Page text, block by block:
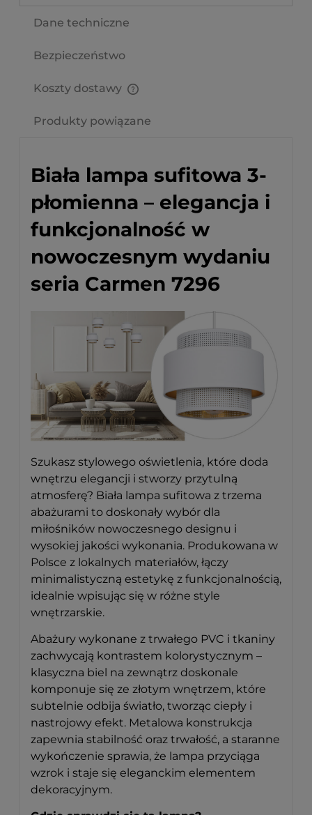
Dane techniczne
Bezpieczeństwo
Koszty dostawy
Produkty powiązane
Biała lampa sufitowa 3-
płomienna – elegancja i
funkcjonalność w
nowoczesnym wydaniu
seria Carmen 7296
Szukasz stylowego oświetlenia, które doda
wnętrzu elegancji i stworzy przytulną
atmosferę? Biała lampa sufitowa z trzema
abażurami to doskonały wybór dla
miłośników nowoczesnego designu i
wysokiej jakości wykonania. Produkowana w
Polsce z lokalnych materiałów, łączy
minimalistyczną estetykę z funkcjonalnością,
idealnie wpisując się w różne style
wnętrzarskie.
Abażury wykonane z trwałego PVC i tkaniny
zachwycają kontrastem kolorystycznym –
klasyczna biel na zewnątrz doskonale
komponuje się ze złotym wnętrzem, które
subtelnie odbija światło, tworząc ciepły i
nastrojowy efekt. Metalowa konstrukcja
zapewnia stabilność oraz trwałość, a staranne
wykończenie sprawia, że lampa przyciąga
wzrok i staje się eleganckim elementem
dekoracyjnym.